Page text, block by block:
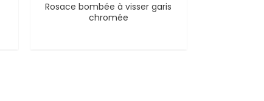
Rosace bombée à visser garis
chromée